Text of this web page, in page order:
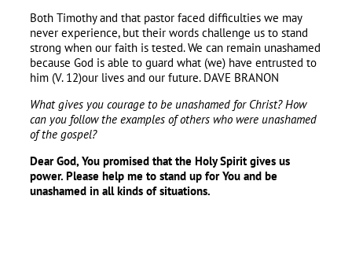
Both Timothy and that pastor faced difficulties we may
never experience, but their words challenge us to stand
strong when our faith is tested. We can remain unashamed
because God is able to guard what (we) have entrusted to
him (V. 12)our lives and our future. DAVE BRANON
What gives you courage to be unashamed for Christ? How
can you follow the examples of others who were unashamed
of the gospel?
Dear God, You promised that the Holy Spirit gives us
power. Please help me to stand up for You and be
unashamed in all kinds of situations.